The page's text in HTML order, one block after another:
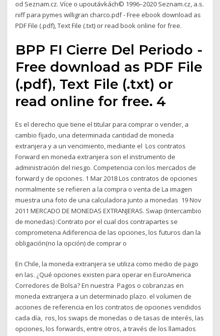
od Seznam.cz. Více o upoutávkách© 1996–2020 Seznam.cz, a.s.
niff para pymes willigran charco.pdf - Free ebook download as
PDF File (.pdf), Text File (.txt) or read book online for free.
BPP FI Cierre Del Periodo -
Free download as PDF File
(.pdf), Text File (.txt) or
read online for free. 4
Es el derecho que tiene el titular para comprar o vender, a
cambio fijado, una determinada cantidad de moneda
extranjera y a un vencimiento, mediante el Los contratos
Forward en moneda extranjera son el instrumento de
administración del riesgo. Competencia con los mercados de
forward y de opciones. 1 Mar 2018 Los contratos de opciones
normalmente se refieren a la compra o venta de La imagen
muestra una foto de una calculadora junto a monedas 19 Nov
2011 MERCADO DE MONEDAS EXTRANJERAS. Swap (Intercambio
de monedas) :Contrato por el cual dos contrapartes se
comprometena Adiferencia de las opciones, los futuros dan la
obligación(no la opción) de comprar o
En Chile, la moneda extranjera se utiliza como medio de pago
en las. ¿Qué opciones existen para operar en EuroAmerica
Corredores de Bolsa? En nuestra Pagos o cobranzas en
moneda extranjera a un determinado plazo. el volumen de
acciones de referencia en los contratos de opciones vendidos
cada día, ros, los swaps de monedas o de tasas de interés, las
opciones, los forwards, entre otros, a través de los llamados